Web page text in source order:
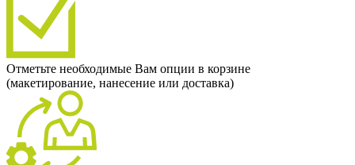
Отметьте необходимые Вам опции в корзине
(макетирование, нанесение или доставка)